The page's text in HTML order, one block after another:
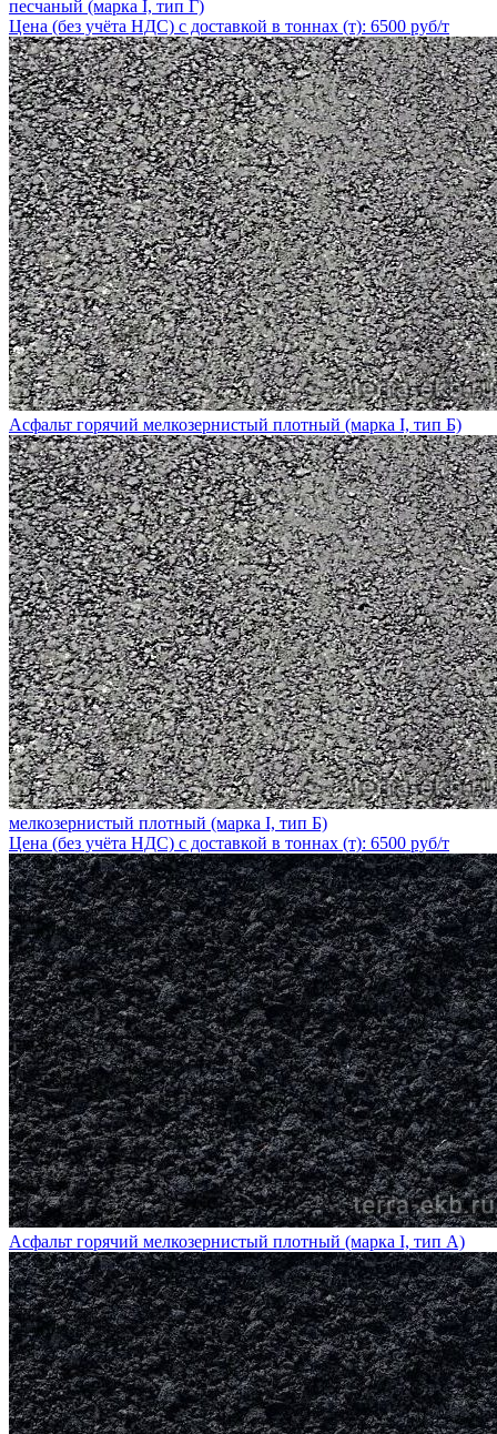
песчаный (марка I, тип Г)
Цена (без учёта НДС) с доставкой в тоннах (т): 6500 руб/т
Асфальт горячий мелкозернистый плотный (марка I, тип Б)
мелкозернистый плотный (марка I, тип Б)
Цена (без учёта НДС) с доставкой в тоннах (т): 6500 руб/т
Асфальт горячий мелкозернистый плотный (марка I, тип А)